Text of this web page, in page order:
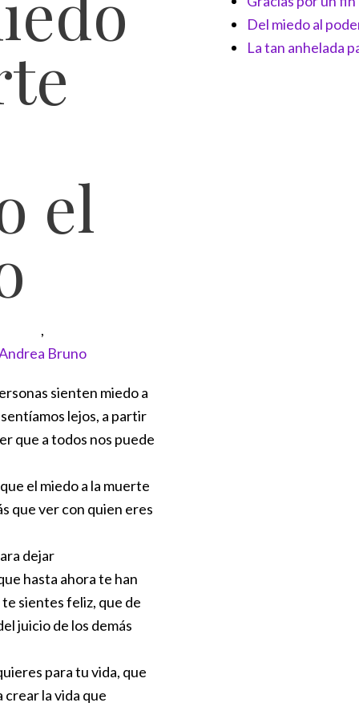
el
,
Bruno
sienten miedo a
lejos, a partir
que a todos nos puede
el miedo a la muerte
que ver con quien eres
dejar
hasta ahora te han
sientes feliz, que de
juicio de los demás
para tu vida, que
crear la vida que
Del miedo al
La tan anhelada